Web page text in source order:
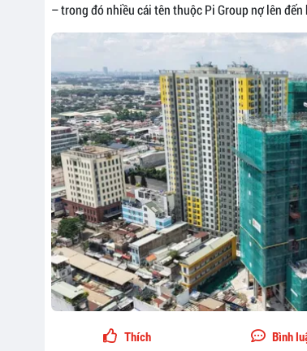
– trong đó nhiều cái tên thuộc Pi Group nợ lên đến
Thích Bình